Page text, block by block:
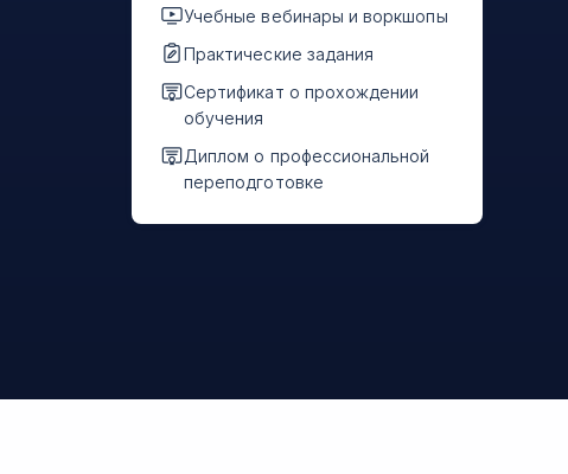
Учебные вебинары и воркшопы
Практические задания
Сертификат о прохождении
обучения
Диплом о профессиональной
переподготовке